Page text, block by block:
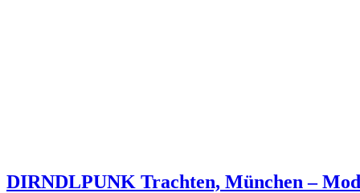
DIRNDLPUNK Trachten, München –